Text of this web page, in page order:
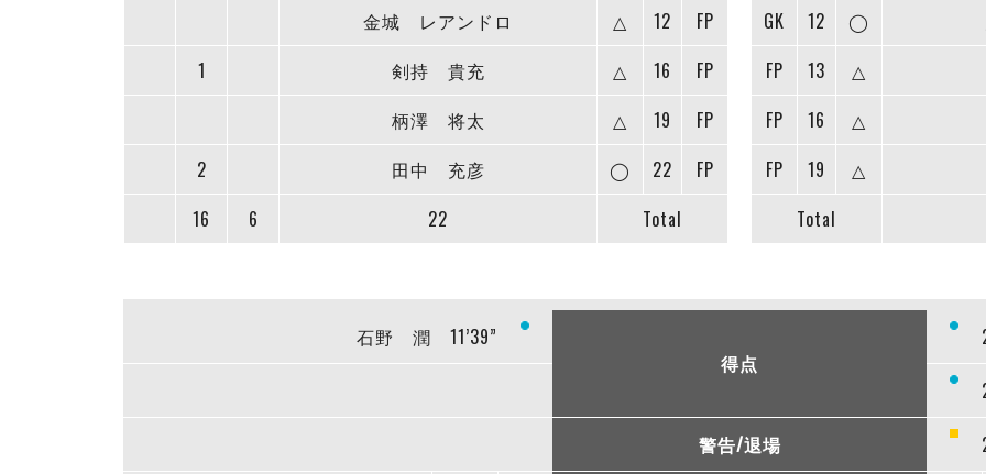
金城 レアンドロ
△ 12
FP
1
剣持 貴充 △ 16
FP
柄澤 将太
△ 19
FP
2
田中 充彦 ◯ 22
FP
16
6 22 Total
GK
12 ◯
FP
13
△
FP
16
△
FP
19
△
Total
石野 潤
11’39”
得点
警告/退場